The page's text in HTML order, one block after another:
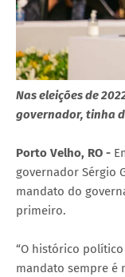
Nas eleições de
governador, tinha
Porto Velho, RO -
governador Sérgio
mandato do
primeiro.
“O histórico
mandato sempre é